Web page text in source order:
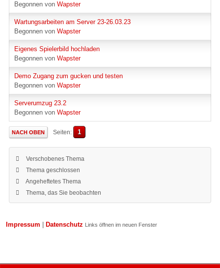
Begonnen von Wapster
Wartungsarbeiten am Server 23-26.03.23
Begonnen von Wapster
Eigenes Spielerbild hochladen
Begonnen von Wapster
Demo Zugang zum gucken und testen
Begonnen von Wapster
Serverumzug 23.2
Begonnen von Wapster
NACH OBEN Seiten 1
Verschobenes Thema
Thema geschlossen
Angeheftetes Thema
Thema, das Sie beobachten
Impressum Datenschutz Links öffnen im neuen Fenster